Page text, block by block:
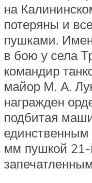
на
потеряны и
пушками.
в бою у села
командир
майор М. А.
награжден
подбитая
мм пушкой 21-